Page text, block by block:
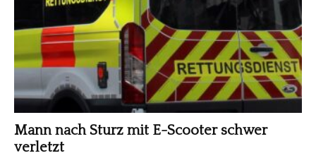
Mann nach Sturz mit E-Scooter schwer
verletzt